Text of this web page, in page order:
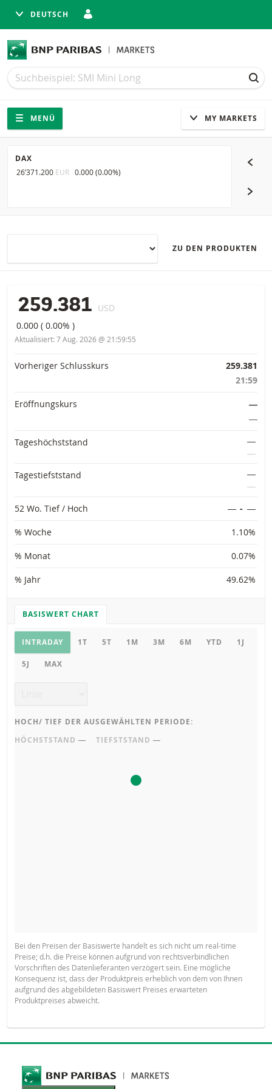
DEUTSCH
Suche
Suche
Navigation
Seitennavigation
MENÜ MY MARKETS
DAX
26’371.200 EUR 0.000(0.00%)
SMI
ZU DEN PRODUKTEN
259.381 USD
0.000 (0.00% )
Aktualisiert: 7 Aug. 2026 @ 21:59:55
Vorinformationen
Vorheriger Schlusskurs
259.381
21:59
Eröffnungskurs
―
―
Tageshöchststand
―
―
Tagestiefststand
―
―
52 Wo. Tief / Hoch
― - ―
% Woche 1.10%
% Monat 0.07%
% Jahr 49.62%
BASISWERT CHART
Basiswert Chart
CHART EINSTELLUNGEN
INTRADAY
1T 5T 1M 3M 6M YTD 1J
5J MAX
HOCH/ TIEF DER AUSGEWÄHLTEN PERIODE:
HÖCHSTSTAND ― TIEFSTSTAND ―
Bei den Preisen der Basiswerte handelt es sich nicht um real-time
Preise; d.h. die Preise können aufgrund von rechtsverbindlichen
Vorschriften des Datenlieferanten verzögert sein. Eine mögliche
Konsequenz ist, dass der Produktpreis erheblich von dem von Ihnen
aufgrund des abgebildeten Basiswert Preises erwarteten
Produktpreises abweicht.